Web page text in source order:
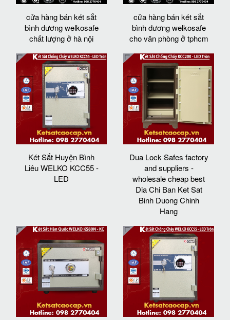
cửa hàng bán két sắt
bình dương welkosafe
chất lượng ở hà nội
cửa hàng bán két sắt
bình dương welkosafe
cho văn phòng ở tphcm
Két Sắt Huyện Bình
Liêu WELKO KCC55 -
LED
Dua Lock Safes factory
and suppliers -
wholesale cheap best
Dia Chi Ban Ket Sat
Binh Duong Chinh
Hang